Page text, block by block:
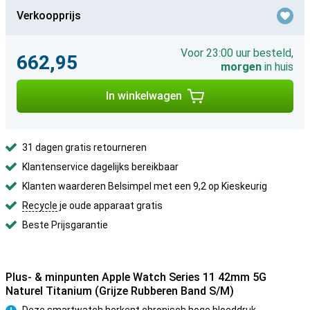
Verkoopprijs
662,95
Voor 23:00 uur besteld,
morgen in huis
In winkelwagen
31 dagen gratis retourneren
Klantenservice dagelijks bereikbaar
Klanten waarderen Belsimpel met een 9,2 op Kieskeurig
Recycle je oude apparaat gratis
Beste Prijsgarantie
Plus- & minpunten Apple Watch Series 11 42mm 5G
Naturel Titanium (Grijze Rubberen Band S/M)